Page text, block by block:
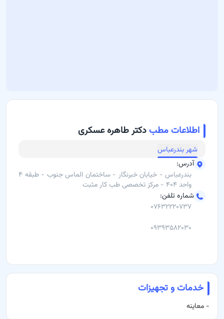
استفاده از تجهیزات به‌روز و روش‌های نوین درمانی
مشاوره تخصصی برای بهبود و پیشگیری از بیماری‌ها
برای دریافت نوبت و مشاوره آنلاین، می‌توانید از طریق باسینا اقدام کنید.
آدرس مطب:بندرعباس، خیابان خبرنگار، ساختمان الماس جنوب، طبقه
اطلاعات مطب دکتر طاهره عسکری
شهربندرعباس
آدرس:
بندرعباس - خیابان خبرنگار - ساختمان الماس جنوب - طبقه ۴
واحد ۴۰۴ - مرکز تخصصی طب کار مثبت
شماره تلفن:
۰۷۶۳۲۲۲۰۷۳۷
۰۹۳۹۳۵۸۲۰۳۰
خدمات و تجهیزات
- معاینه